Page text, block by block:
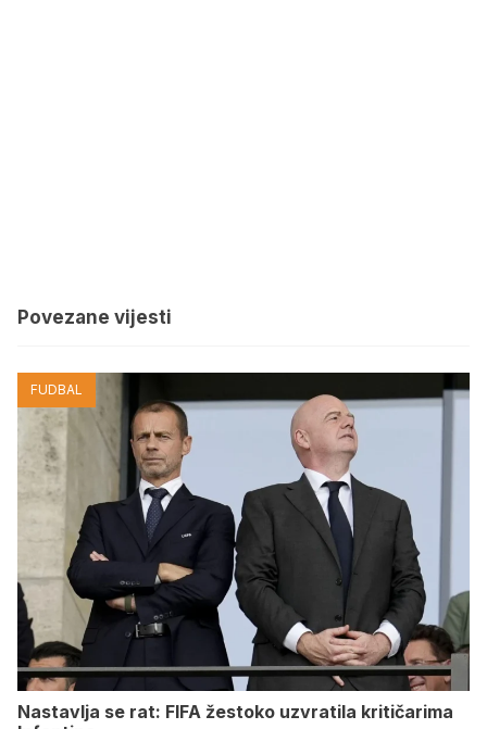
Povezane vijesti
FUDBAL
Nastavlja se rat: FIFA žestoko uzvratila kritičarima